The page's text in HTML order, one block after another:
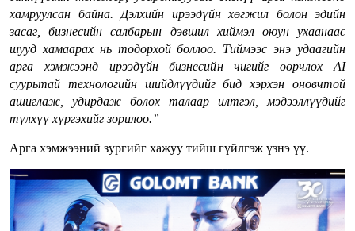
хамруулсан байна. Дэлхийн ирээдүйн хөгжил болон эдийн
засаг, бизнесийн салбарын дэвшил хиймэл оюун ухаанаас
шууд хамаарах нь тодорхой боллоо. Тиймээс энэ удаагийн
арга хэмжээнд ирээдүйн бизнесийн чигийг өөрчлөх AI
суурьтай технологийн шийдлүүдийг бид хэрхэн оновчтой
ашиглаж, удирдаж болох талаар илтгэл, мэдээллүүдийг
түлхүү хүргэхийг зорилоо.”
Арга хэмжээний зургийг хажуу тийш гүйлгэж үзнэ үү.